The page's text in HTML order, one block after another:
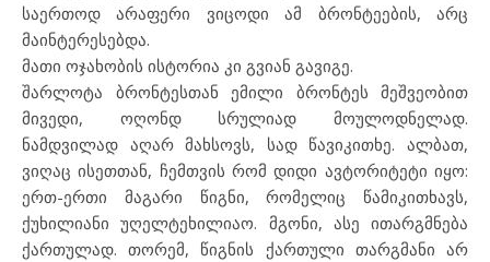
საერთოდ არაფერი ვიცოდი ამ ბრონტეების, არც
მაინტერესებდა.
მათი ოჯახობის ისტორია კი გვიან გავიგე.
შარლოტა ბრონტესთან ემილი ბრონტეს მეშვეობით
მივედი, ოღონდ სრულიად მოულოდნელად.
ნამდვილად აღარ მახსოვს, სად წავიკითხე. ალბათ,
ვიღაც ისეთთან, ჩემთვის რომ დიდი ავტორიტეტი იყო:
ერთ-ერთი მაგარი წიგნი, რომელიც წამიკითხავს,
ქუხილიანი უღელტეხილიაო. მგონი, ასე ითარგმნება
ქართულად. თორემ, წიგნის ქართული თარგმანი არ